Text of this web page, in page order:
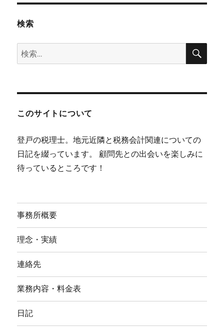
検索
検
索:
検
このサイトについて
登戸の税理士。地元近隣と税務会計関連についての
日記を綴っています。 顧問先との出会いを楽しみに
待っているところです！
事務所概要
理念・実績
連絡先
業務内容・料金表
日記